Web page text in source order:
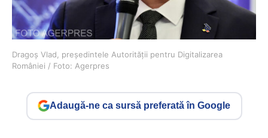
Dragoș Vlad, președintele Autorității pentru Digitalizarea
României / Foto: Agerpres
Adaugă-ne ca sursă preferată în Google